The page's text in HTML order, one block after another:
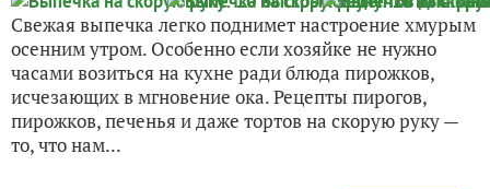
Свежая выпечка легко поднимет настроение хмурым
осенним утром. Особенно если хозяйке не нужно
часами возиться на кухне ради блюда пирожков,
исчезающих в мгновение ока. Рецепты пирогов,
пирожков, печенья и даже тортов на скорую руку —
то, что нам...